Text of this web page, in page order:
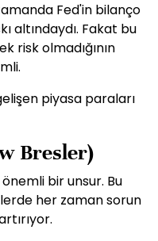
Fed'in bilanço
altındaydı. Fakat bu
risk olmadığının
piyasa paraları
Bresler)
bir unsur. Bu
her zaman sorun